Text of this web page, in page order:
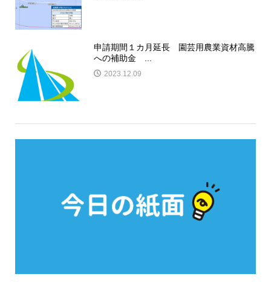
申請期間１カ月延長 園芸用農業資材高騰
への補助金 ...
2023.12.09